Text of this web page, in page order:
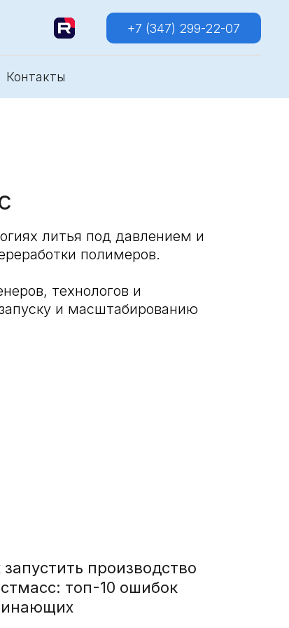
+7 (347) 299-22-07
Контакты
литья под давлением и
полимеров.
технологов и
и масштабированию
запустить производство
топ-10 ошибок